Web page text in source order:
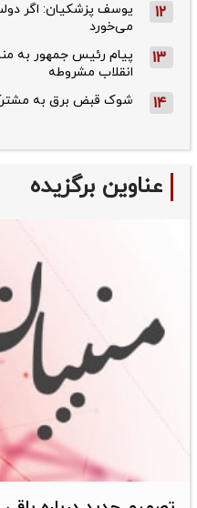
12
یوسف پزشکیان: اگر
می‌خورد
13
پیام رئیس جمهور به
انقلاب مشروطه
14 شوک قبض برق به
عناوین برگزیده